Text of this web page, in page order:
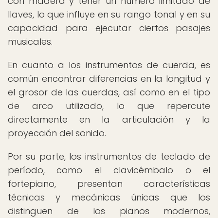
llaves, lo que influye en su rango tonal y en su
capacidad para ejecutar ciertos pasajes
musicales.
En cuanto a los instrumentos de cuerda, es
común encontrar diferencias en la longitud y
el grosor de las cuerdas, así como en el tipo
de arco utilizado, lo que repercute
directamente en la articulación y la
proyección del sonido.
Por su parte, los instrumentos de teclado de
período, como el clavicémbalo o el
fortepiano, presentan características
técnicas y mecánicas únicas que los
distinguen de los pianos modernos,